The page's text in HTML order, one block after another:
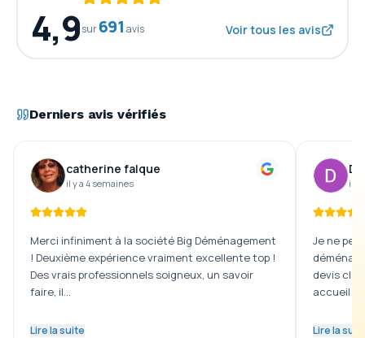
4,9sur691 avis Voir tous les avis
Derniers avis vérifiés
catherine falque
il y a 4 semaines
Merci infiniment à la société Big Déménagement
! Deuxième expérience vraiment excellente top !
Des vrais professionnels soigneux, un savoir
faire, il…
Lire la suite
il y
Je ne
devis
accueil …
Lire la